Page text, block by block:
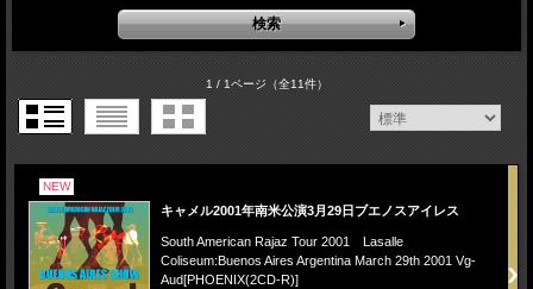
1 / 1ページ（全11件）
NEW
キャメル2001年南米公演3月29日ブエノスアイレス
South American Rajaz Tour 2001 Lasalle
Coliseum:Buenos Aires Argentina March 29th 2001 Vg-
Aud[PHOENIX(2CD-R)]